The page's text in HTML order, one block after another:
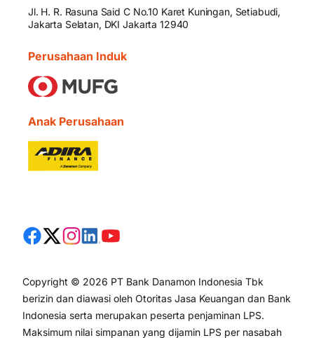
Jl. H. R. Rasuna Said C No.10 Karet Kuningan, Setiabudi,
Jakarta Selatan, DKI Jakarta 12940
Perusahaan Induk
Anak Perusahaan
Copyright © 2026 PT Bank Danamon Indonesia Tbk
berizin dan diawasi oleh Otoritas Jasa Keuangan dan Bank
Indonesia serta merupakan peserta penjaminan LPS.
Maksimum nilai simpanan yang dijamin LPS per nasabah